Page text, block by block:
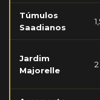
Túmulos
Saadianos
Jardim
Majorelle